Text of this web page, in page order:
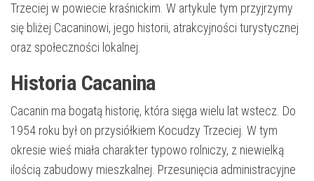
Trzeciej w powiecie kraśnickim. W artykule tym przyjrzymy
się bliżej Cacaninowi, jego historii, atrakcyjności turystycznej
oraz społeczności lokalnej.
Historia Cacanina
Cacanin ma bogatą historię, która sięga wielu lat wstecz. Do
1954 roku był on przysiółkiem Kocudzy Trzeciej. W tym
okresie wieś miała charakter typowo rolniczy, z niewielką
ilością zabudowy mieszkalnej. Przesunięcia administracyjne